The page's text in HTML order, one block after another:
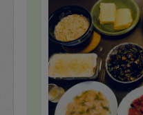
パッチョ、シュウマイ
テ)、チャプチェ、スモ
じきの煮物、だし巻き
大好評だったロースト
無くなりましたし、特
イも皆さん絶賛していま
さすがに大人数でも食
が、残りは持ち帰りたい
置きはほとんど無くな